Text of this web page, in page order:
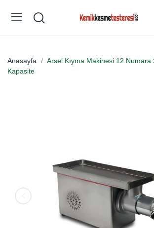
Anasayfa
Arsel Kıyma Makinesi 12 Numara
Kapasite